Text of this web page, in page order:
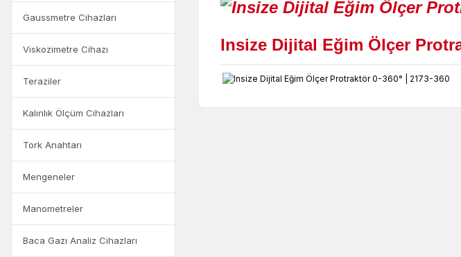
Gaussmetre Cihazları
Viskozimetre Cihazı
Teraziler
Kalınlık Ölçüm Cihazları
Tork Anahtarı
Mengeneler
Manometreler
Baca Gazı Analiz Cihazları
Insize Dijital Eğim Ölçer